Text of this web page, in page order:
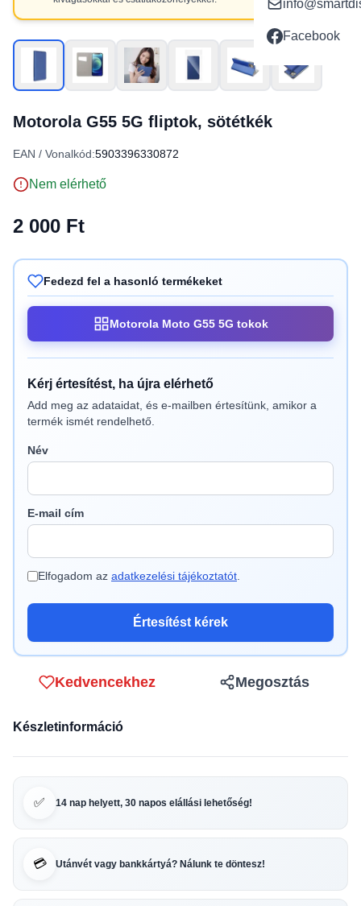
Facebook
Motorola G55 5G fliptok, sötétkék
EAN / Vonalkód:5903396330872
Nem elérhető
2 000 Ft
Fedezd fel a hasonló termékeket
Motorola Moto G55 5G tokok
Kérj értesítést, ha újra elérhető
Add meg az adataidat, és e-mailben értesítünk, amikor a
termék ismét rendelhető.
Név
E-mail cím
Elfogadom az adatkezelési tájékoztatót
Értesítést kérek
Kedvencekhez Megosztás
Készletinformáció
✅ 14 nap helyett, 30 napos elállási lehetőség!
💳 Utánvét vagy bankkártyá? Nálunk te döntesz!